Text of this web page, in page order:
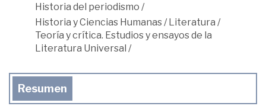
Historia del periodismo /
Historia y Ciencias Humanas/Literatura /
Teoría y crítica. Estudios y ensayos de la
Literatura Universal /
Resumen